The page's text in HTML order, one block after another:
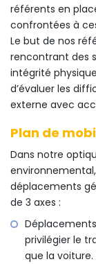
référents en
confrontées à
Le but de nos
rencontrant des
intégrité
d’évaluer les
externe avec
Plan de
Dans notre
déplacements
de 3 axes :
privilégier le
que la